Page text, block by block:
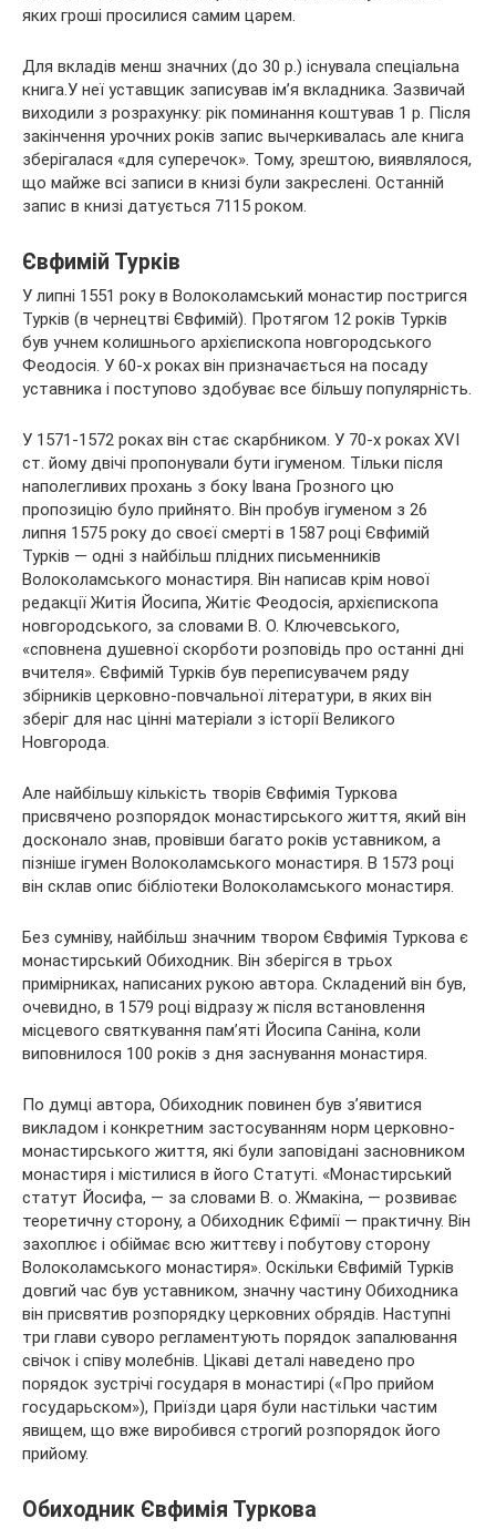
яких гроші просилися самим царем.
Для вкладів менш значних (до 30 р.) існувала спеціальна
книга.У неї уставщик записував ім’я вкладника. Зазвичай
виходили з розрахунку: рік поминання коштував 1 р. Після
закінчення урочних років запис вычеркивалась але книга
зберігалася «для суперечок». Тому, зрештою, виявлялося,
що майже всі записи в книзі були закреслені. Останній
запис в книзі датується 7115 роком.
Євфимій Турків
У липні 1551 року в Волоколамський монастир постригся
Турків (в чернецтві Євфимій). Протягом 12 років Турків
був учнем колишнього архієпископа новгородського
Феодосія. У 60-х роках він призначається на посаду
уставника і поступово здобуває все більшу популярність.
У 1571-1572 роках він стає скарбником. У 70-х роках XVI
ст. йому двічі пропонували бути ігуменом. Тільки після
наполегливих прохань з боку Івана Грозного цю
пропозицію було прийнято. Він пробув ігуменом з 26
липня 1575 року до своєї смерті в 1587 році Євфимій
Турків — одні з найбільш плідних письменників
Волоколамського монастиря. Він написав крім нової
редакції Житія Йосипа, Житіє Феодосія, архієпископа
новгородського, за словами В. О. Ключевського,
«сповнена душевної скорботи розповідь про останні дні
вчителя». Євфимій Турків був переписувачем ряду
збірників церковно-повчальної літератури, в яких він
зберіг для нас цінні матеріали з історії Великого
Новгорода.
Але найбільшу кількість творів Євфимія Туркова
присвячено розпорядок монастирського життя, який він
досконало знав, провівши багато років уставником, а
пізніше ігумен Волоколамського монастиря. В 1573 році
він склав опис бібліотеки Волоколамського монастиря.
Без сумніву, найбільш значним твором Євфимія Туркова є
монастирський Обиходник. Він зберігся в трьох
примірниках, написаних рукою автора. Складений він був,
очевидно, в 1579 році відразу ж після встановлення
місцевого святкування пам’яті Йосипа Саніна, коли
виповнилося 100 років з дня заснування монастиря.
По думці автора, Обиходник повинен був з’явитися
викладом і конкретним застосуванням норм церковно-
монастирського життя, які були заповідані засновником
монастиря і містилися в його Статуті. «Монастирський
статут Йосифа, — за словами В. о. Жмакіна, — розвиває
теоретичну сторону, а Обиходник Єфимії — практичну. Він
захоплює і обіймає всю життєву і побутову сторону
Волоколамського монастиря». Оскільки Євфимій Турків
довгий час був уставником, значну частину Обиходника
він присвятив розпорядку церковних обрядів. Наступні
три глави суворо регламентують порядок запалювання
свічок і співу молебнів. Цікаві деталі наведено про
порядок зустрічі государя в монастирі («Про прийом
государьском»), Приїзди царя були настільки частим
явищем, що вже виробився строгий розпорядок його
прийому.
Обиходник Євфимія Туркова